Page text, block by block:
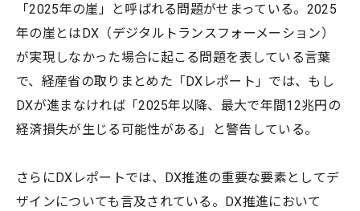
「2025年の崖」と呼ばれる問題がせまっている。2025
年の崖とはDX（デジタルトランスフォーメーション）
が実現しなかった場合に起こる問題を表している言葉
で、経産省の取りまとめた「DXレポート」では、もし
DXが進まなければ「2025年以降、最大で年間12兆円の
経済損失が生じる可能性がある」と警告している。
さらにDXレポートでは、DX推進の重要な要素としてデ
ザインについても言及されている。DX推進において